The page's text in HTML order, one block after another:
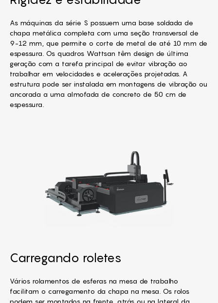
As máquinas da série S possuem uma base soldada de
chapa metálica completa com uma seção transversal de
9-12 mm, que permite o corte de metal de até 10 mm de
espessura. Os quadros Wattsan têm design de última
geração com a tarefa principal de evitar vibração ao
trabalhar em velocidades e acelerações projetadas. A
estrutura pode ser instalada em montagens de vibração ou
ancorada a uma almofada de concreto de 50 cm de
espessura.
Carregando roletes
Vários rolamentos de esferas na mesa de trabalho
facilitam o carregamento da chapa na mesa. Os rolos
podem ser montados na frente, atrás ou na lateral da